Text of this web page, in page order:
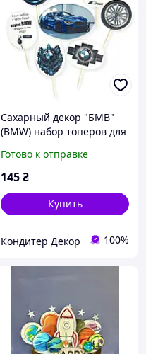
Сахарный декор "БМВ"
(BMW) набор топеров для
Slado (Сладо)
Готово к отправке
145₴
Купить
Кондитер Декор 100%